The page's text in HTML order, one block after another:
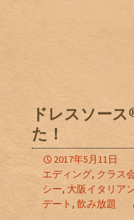
ドレスソー
た！
2017年5月11日
エディング, クラス
シー, 大阪イタリア
デート , 飲み放題